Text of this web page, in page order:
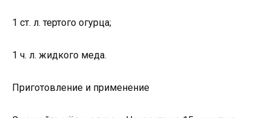
1 ст. л. тертого огурца;
1 ч. л. жидкого меда.
Приготовление и применение